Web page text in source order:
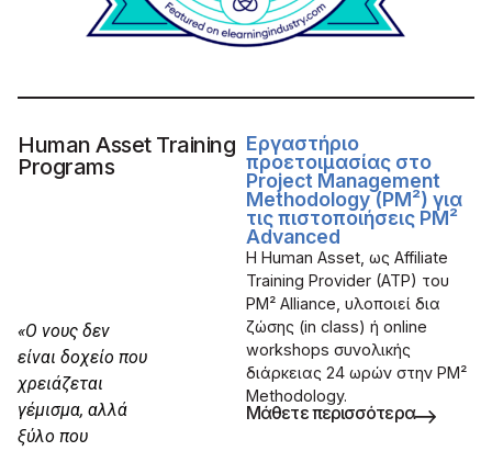
Human Asset Training
Programs
«Ο νους δεν
είναι δοχείο που
χρειάζεται
γέμισμα, αλλά
ξύλο που
Εργαστήριο
προετοιμασίας στο
Project Management
Methodology (PM²) για
τις πιστοποιήσεις PM²
Advanced
Η Human Asset, ως Affiliate
Training Provider (ATP) του
PM² Alliance, υλοποιεί δια
ζώσης (in class) ή online
workshops συνολικής
διάρκειας 24 ωρών στην PM²
Methodology.
Μάθετε περισσότερα